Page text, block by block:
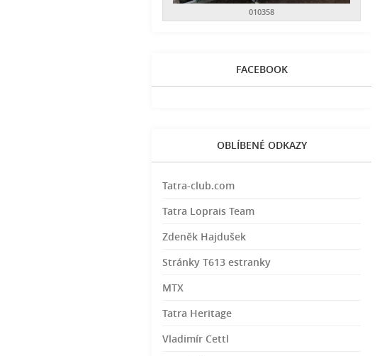
010358
FACEBOOK
OBLÍBENÉ ODKAZY
Tatra-club.com
Tatra Loprais Team
Zdeněk Hajdušek
Stránky T613 estranky
MTX
Tatra Heritage
Vladimír Cettl